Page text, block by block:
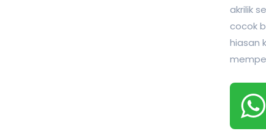
akrilik
cocok
hiasan